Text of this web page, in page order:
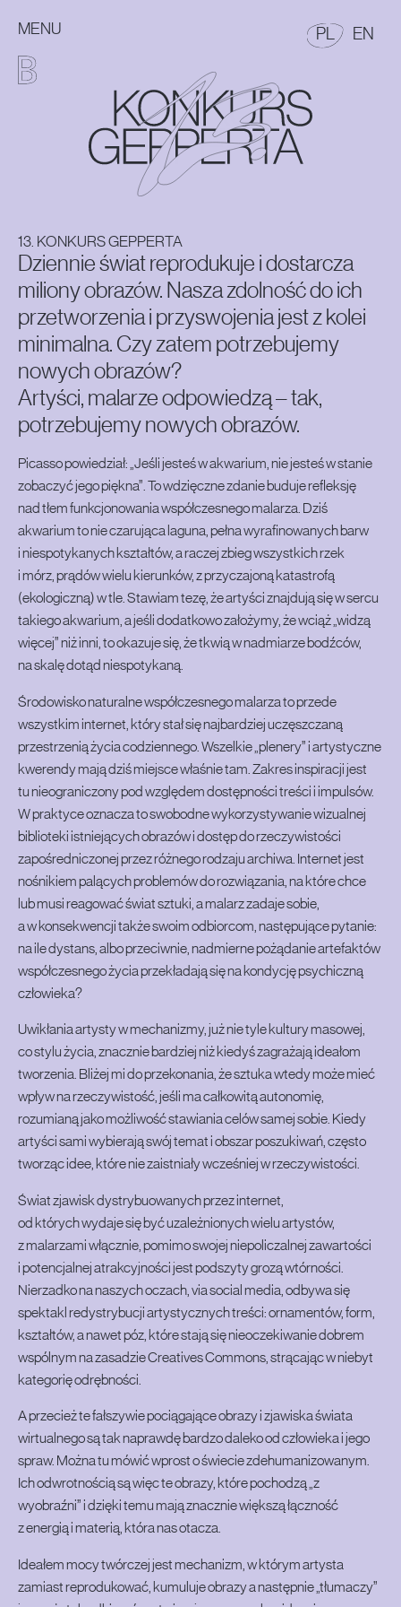
13. Konkurs Gepperta
Konkurs Malarski im. Eugeniusza Gepperta
MENU PL POLSKI
EN
13. Konkurs Gepperta
13. KONKURS GEPPERTA
Dziennie świat reprodukuje i dostarcza
miliony obrazów. Nasza zdolność do ich
przetworzenia i przyswojenia jest z kolei
minimalna. Czy zatem potrzebujemy
nowych obrazów?
Artyści, malarze odpowiedzą – tak,
potrzebujemy nowych obrazów.
Picasso powiedział: „Jeśli jesteś w akwarium, nie jesteś w stanie
zobaczyć jego piękna”. To wdzięczne zdanie buduje refleksję
nad tłem funkcjonowania współczesnego malarza. Dziś
akwarium to nie czarująca laguna, pełna wyrafinowanych barw
i niespotykanych kształtów, a raczej zbieg wszystkich rzek
i mórz, prądów wielu kierunków, z przyczajoną katastrofą
(ekologiczną) w tle. Stawiam tezę, że artyści znajdują się w sercu
takiego akwarium, a jeśli dodatkowo założymy, że wciąż „widzą
więcej” niż inni, to okazuje się, że tkwią w nadmiarze bodźców,
na skalę dotąd niespotykaną.
Środowisko naturalne współczesnego malarza to przede
wszystkim internet, który stał się najbardziej uczęszczaną
przestrzenią życia codziennego. Wszelkie „plenery” i artystyczne
kwerendy mają dziś miejsce właśnie tam. Zakres inspiracji jest
tu nieograniczony pod względem dostępności treści i impulsów.
W praktyce oznacza to swobodne wykorzystywanie wizualnej
biblioteki istniejących obrazów i dostęp do rzeczywistości
zapośredniczonej przez różnego rodzaju archiwa. Internet jest
nośnikiem palących problemów do rozwiązania, na które chce
lub musi reagować świat sztuki, a malarz zadaje sobie,
a w konsekwencji także swoim odbiorcom, następujące pytanie:
na ile dystans, albo przeciwnie, nadmierne pożądanie artefaktów
współczesnego życia przekładają się na kondycję psychiczną
człowieka?
Uwikłania artysty w mechanizmy, już nie tyle kultury masowej,
co stylu życia, znacznie bardziej niż kiedyś zagrażają ideałom
tworzenia. Bliżej mi do przekonania, że sztuka wtedy może mieć
wpływ na rzeczywistość, jeśli ma całkowitą autonomię,
rozumianą jako możliwość stawiania celów samej sobie. Kiedy
artyści sami wybierają swój temat i obszar poszukiwań, często
tworząc idee, które nie zaistniały wcześniej w rzeczywistości.
Świat zjawisk dystrybuowanych przez internet,
od których wydaje się być uzależnionych wielu artystów,
z malarzami włącznie, pomimo swojej niepoliczalnej zawartości
i potencjalnej atrakcyjności jest podszyty grozą wtórności.
Nierzadko na naszych oczach, via social media, odbywa się
spektakl redystrybucji artystycznych treści: ornamentów, form,
kształtów, a nawet póz, które stają się nieoczekiwanie dobrem
wspólnym na zasadzie Creatives Commons, strącając w niebyt
kategorię odrębności.
A przecież te fałszywie pociągające obrazy i zjawiska świata
wirtualnego są tak naprawdę bardzo daleko od człowieka i jego
spraw. Można tu mówić wprost o świecie zdehumanizowanym.
Ich odwrotnością są więc te obrazy, które pochodzą „z
wyobraźni” i dzięki temu mają znacznie większą łączność
z energią i materią, która nas otacza.
Ideałem mocy twórczej jest mechanizm, w którym artysta
zamiast reprodukować, kumuluje obrazy a następnie „tłumaczy”